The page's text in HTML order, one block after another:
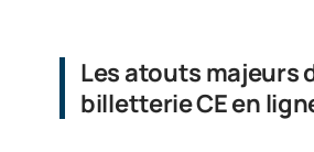
Les atouts majeurs
billetterie CE en